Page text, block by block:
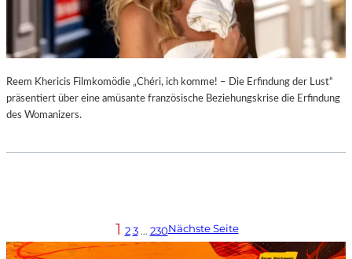
Reem Khericis Filmkomödie „Chéri, ich komme! – Die Erfindung der Lust“
präsentiert über eine amüsante französische Beziehungskrise die Erfindung
des Womanizers.
1 2 3 … 230Nächste Seite